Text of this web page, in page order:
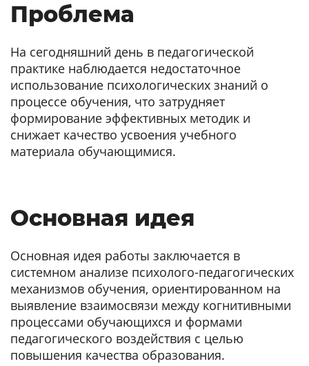
Проблема
На сегодняшний день в педагогической
практике наблюдается недостаточное
использование психологических знаний о
процессе обучения, что затрудняет
формирование эффективных методик и
снижает качество усвоения учебного
материала обучающимися.
Основная идея
Основная идея работы заключается в
системном анализе психолого-педагогических
механизмов обучения, ориентированном на
выявление взаимосвязи между когнитивными
процессами обучающихся и формами
педагогического воздействия с целью
повышения качества образования.